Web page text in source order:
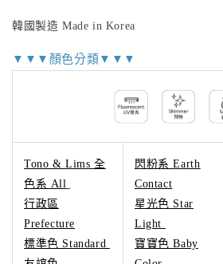
韓國製造 Made in Korea
Tono & Lims 全
色系 All
行政區
Prefecture
標準色 Standard
閃粉系 Earth
Contact
星光色 Star
Light
寶寶色 Baby
▼▼▼顏色分類▼▼▼